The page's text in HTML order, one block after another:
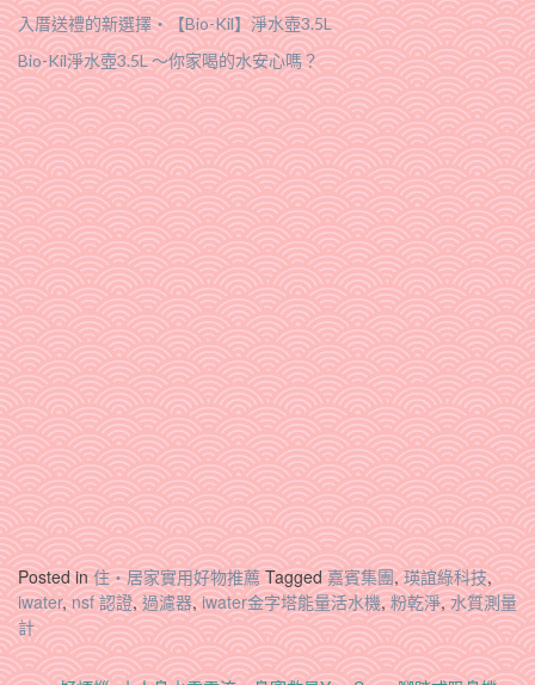
入厝送禮的新選擇‧【Bio-Kil】淨水壺3.5L
Bio-Kil淨水壺3.5L ～你家喝的水安心嗎？
Posted in住‧居家實用好物推薦Tagged嘉賓集團,瑛誼綠科技,
iwater,nsf 認證,過濾器,iwater金字塔能量活水機,粉乾淨,水質測量
計